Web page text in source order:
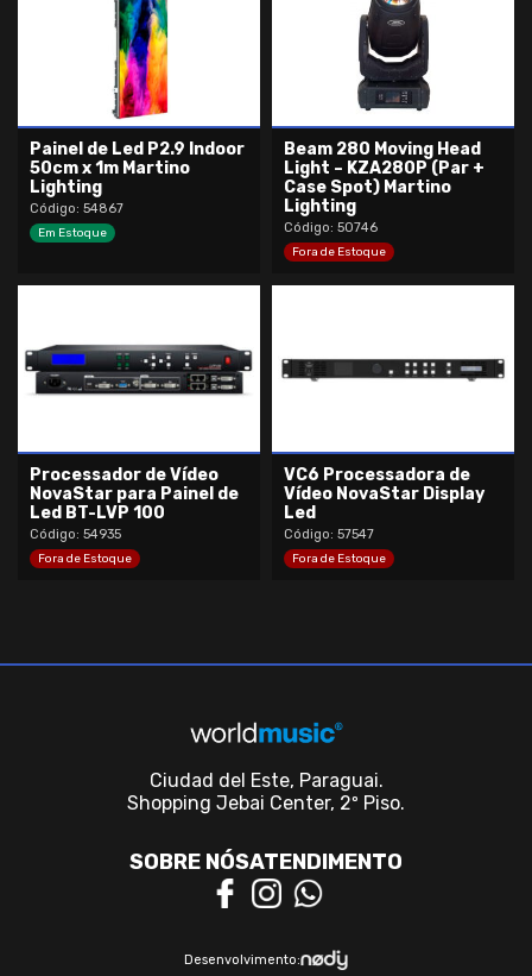
Painel de Led P2.9 Indoor
50cm x 1m Martino
Lighting
Código: 54867
Em Estoque
Beam 280 Moving Head
Light – KZA280P (Par +
Case Spot) Martino
Lighting
Código: 50746
Fora de Estoque
Processador de Vídeo
NovaStar para Painel de
Led BT-LVP 100
Código: 54935
Fora de Estoque
VC6 Processadora de
Vídeo NovaStar Display
Led
Código: 57547
Fora de Estoque
Ciudad del Este, Paraguai.
Shopping Jebai Center, 2º Piso.
SOBRE NÓSATENDIMENTO
Desenvolvimento: